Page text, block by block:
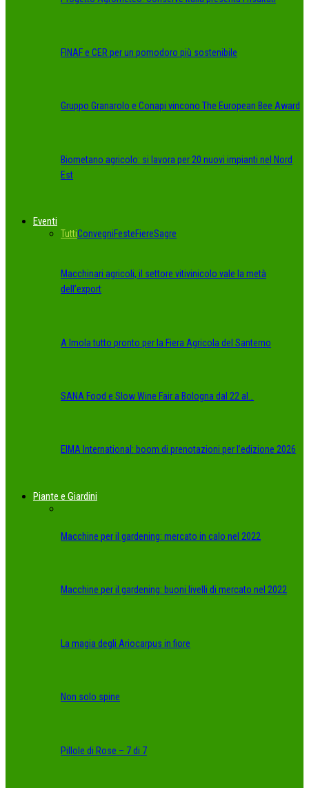
FINAF e CER per un pomodoro più sostenibile
Gruppo Granarolo e Conapi vincono The European Bee Award
Biometano agricolo: si lavora per 20 nuovi impianti nel Nord
Est
Eventi
TuttiConvegniFesteFiereSagre
Macchinari agricoli, il settore vitivinicolo vale la metà
dell’export
A Imola tutto pronto per la Fiera Agricola del Santerno
SANA Food e Slow Wine Fair a Bologna dal 22 al…
EIMA International: boom di prenotazioni per l’edizione 2026
Piante e Giardini
Macchine per il gardening: mercato in calo nel 2022
Macchine per il gardening: buoni livelli di mercato nel 2022
La magia degli Ariocarpus in fiore
Non solo spine
Pillole di Rose – 7 di 7